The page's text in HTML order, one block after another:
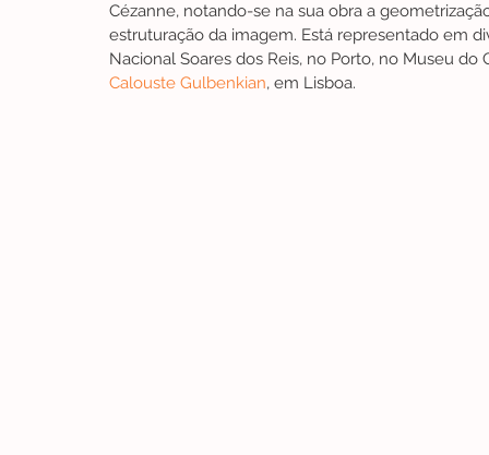
Cézanne, notando-se na sua obra a
estruturação da imagem. Está representado em
Nacional Soares dos Reis, no Porto, no Museu
Calouste Gulbenkian, em Lisboa.